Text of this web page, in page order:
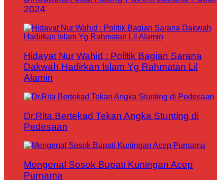
2024
Hidayat Nur Wahid : Politik Bagian Sarana
Dakwah Hadirkan Islam Yg Rahmatan Lil
Alamin
Dr.Rita Bertekad Tekan Angka Stunting di
Pedesaan
Mengenal Sosok Bupati Kuningan Acep
Purnama